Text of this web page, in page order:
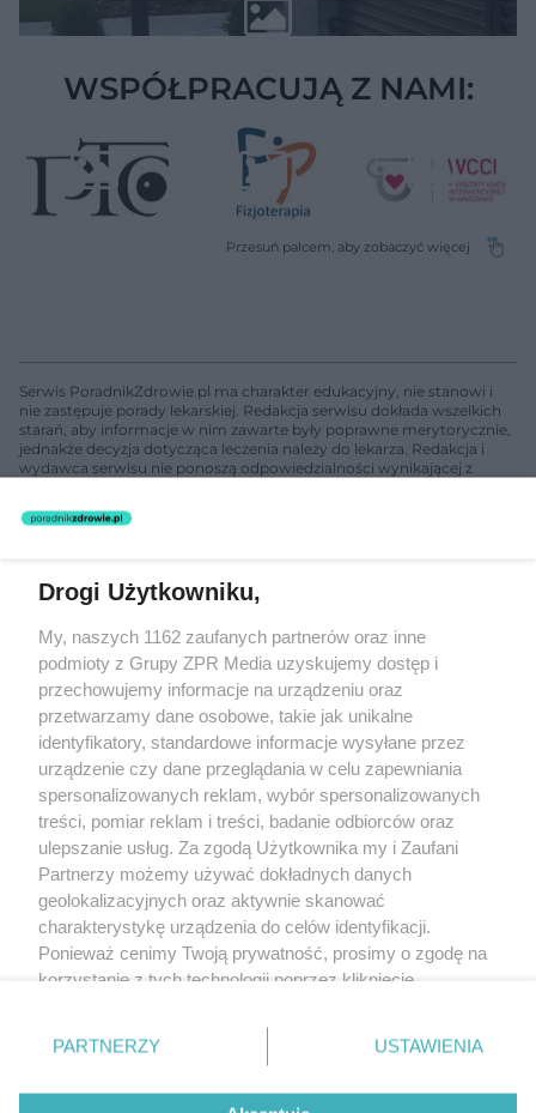
WSPÓŁPRACUJĄ Z NAMI:
Serwis PoradnikZdrowie.pl ma charakter edukacyjny, nie stanowi i
nie zastępuje porady lekarskiej. Redakcja serwisu dokłada wszelkich
starań, aby informacje w nim zawarte były poprawne merytorycznie,
jednakże decyzja dotycząca leczenia należy do lekarza. Redakcja i
wydawca serwisu nie ponoszą odpowiedzialności wynikającej z
świadczeń zdrowotnych w rozumieniu art. 3 ust 1 ustawy o
rozpowszechniany lub dalej rozpowszechniany w jakikolwiek sposób
(w tym także elektroniczny lub mechaniczny) na jakimkolwiek polu
eksploatacji w jakiejkolwiek formie, włącznie z umieszczaniem w
Internecie bez pisemnej zgody właściciela praw. Jakiekolwiek użycie
lub wykorzystanie utworów w całości lub w części z naruszeniem
prawa, tzn. bez właściwej zgody, jest zabronione pod groźbą kary i
może być ścigane prawnie.
O nas
Informacje prawne
Nasze serwisy
Drogi Użytkowniku,
My, naszych 1162 zaufanych partnerów oraz inne
podmioty z Grupy ZPR Media uzyskujemy dostęp i
przechowujemy informacje na urządzeniu oraz
przetwarzamy dane osobowe, takie jak unikalne
identyfikatory, standardowe informacje wysyłane przez
urządzenie czy dane przeglądania w celu zapewniania
spersonalizowanych reklam, wybór spersonalizowanych
treści, pomiar reklam i treści, badanie odbiorców oraz
ulepszanie usług. Za zgodą Użytkownika my i Zaufani
Partnerzy możemy używać dokładnych danych
geolokalizacyjnych oraz aktywnie skanować
charakterystykę urządzenia do celów identyfikacji.
Ponieważ cenimy Twoją prywatność, prosimy o zgodę na
korzystanie z tych technologii poprzez kliknięcie
zmienić/wycofać klikając przycisk ustawień prywatności
znajdujący się w lewym dolnym rogu strony
rodzaje przetwarzania danych nie wymagają zgody
PARTNERZY USTAWIENIA